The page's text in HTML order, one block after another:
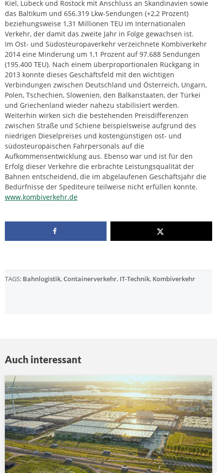
Kiel, Lübeck und Rostock mit Anschluss an Skandinavien sowie
das Baltikum und 656.319 Lkw-Sendungen (+2,2 Prozent)
beziehungsweise 1,31 Millionen TEU im Internationalen
Verkehr, der damit das zweite Jahr in Folge gewachsen ist.
Im Ost- und Südosteuropaverkehr verzeichnete Kombiverkehr
2014 eine Minderung um 1,1 Prozent auf 97.688 Sendungen
(195.400 TEU). Nach einem überproportionalen Rückgang in
2013 konnte dieses Geschäftsfeld mit den wichtigen
Verbindungen zwischen Deutschland und Österreich, Ungarn,
Polen, Tschechien, Slowenien, den Balkanstaaten, der Türkei
und Griechenland wieder nahezu stabilisiert werden.
Weiterhin wirken sich die bestehenden Preisdifferenzen
zwischen Straße und Schiene beispielsweise aufgrund des
niedrigen Dieselpreises und kostengünstigen ost- und
südosteuropäischen Fahrpersonals auf die
Aufkommensentwicklung aus. Ebenso war und ist für den
Erfolg dieser Verkehre die erbrachte Leistungsqualität der
Bahnen entscheidend, die im abgelaufenen Geschäftsjahr die
Bedürfnisse der Spediteure teilweise nicht erfüllen konnte.
www.kombiverkehr.de
TAGS: Bahnlogistik,Containerverkehr, IT-Technik, Kombiverkehr
Auch interessant